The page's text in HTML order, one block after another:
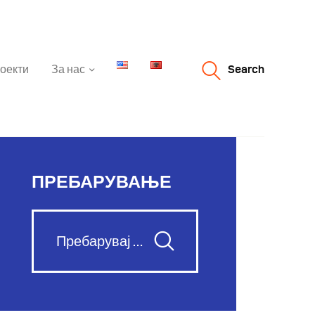
За нас Search
ПРЕБАРУВАЊЕ